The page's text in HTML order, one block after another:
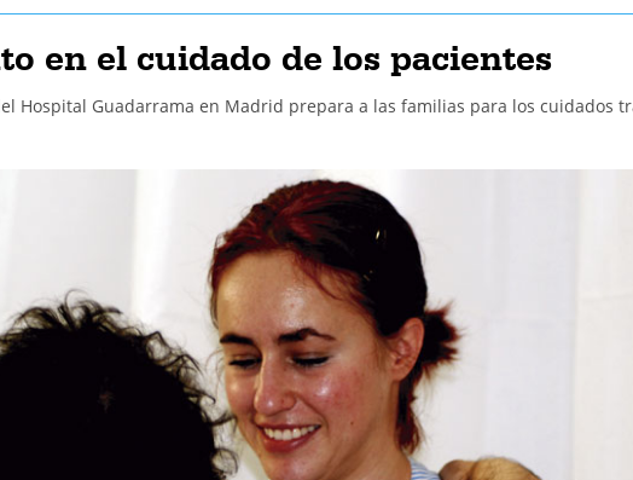
en el cuidado de los pacientes
Hospital Guadarrama en Madrid prepara a las familias para los cuidados